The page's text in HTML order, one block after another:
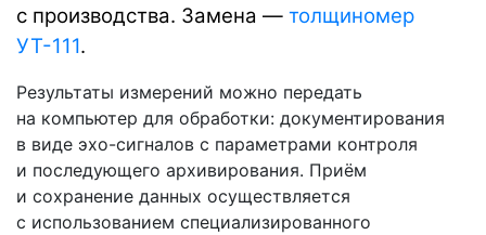
с производства. Замена — толщиномер
УТ-111.
Результаты измерений можно передать
на компьютер для обработки: документирования
в виде эхо-сигналов с параметрами контроля
и последующего архивирования. Приём
и сохранение данных осуществляется
с использованием специализированного